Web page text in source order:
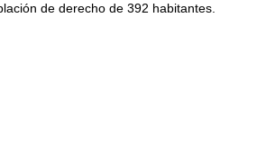
de derecho de 392 habitantes.